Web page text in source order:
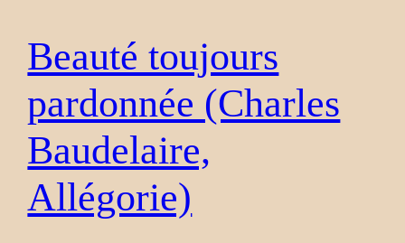
Beauté toujours
pardonnée (Charles
Baudelaire,
Allégorie)